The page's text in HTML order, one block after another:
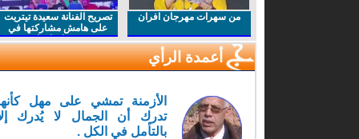
من سهرات مهرجان افران
تصريح الفنانة سعيدة تيتريت
على هامش مشاركتها في
مهرجان افران
أعمدة الرأي
الأزمنة تمشي على مهل كأنها
تدرك أن الجمال لا يُدرك إلا
بالتأمل في الكل .